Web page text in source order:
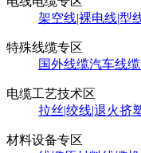
架空线|裸电线|型
特殊线缆专区
国外线缆汽车线缆
电缆工艺技术区
拉丝|绞线|退火挤
材料设备专区